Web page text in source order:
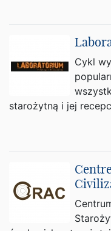
Cykl
starożytną i jej